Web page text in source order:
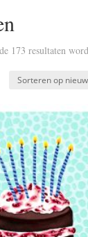
173 resultaten